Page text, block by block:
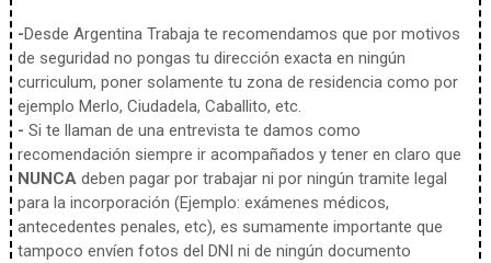
-Desde Argentina Trabaja te recomendamos que por motivos
de seguridad no pongas tu dirección exacta en ningún
curriculum, poner solamente tu zona de residencia como por
ejemplo Merlo, Ciudadela, Caballito, etc.
- Si te llaman de una entrevista te damos como
recomendación siempre ir acompañados y tener en claro que
NUNCAdeben pagar por trabajar ni por ningún tramite legal
para la incorporación (Ejemplo: exámenes médicos,
antecedentes penales, etc), es sumamente importante que
tampoco envíen fotos del DNI ni de ningún documento